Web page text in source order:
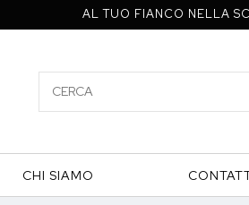
AL TUO FIANCO NELLA
CHI SIAMO